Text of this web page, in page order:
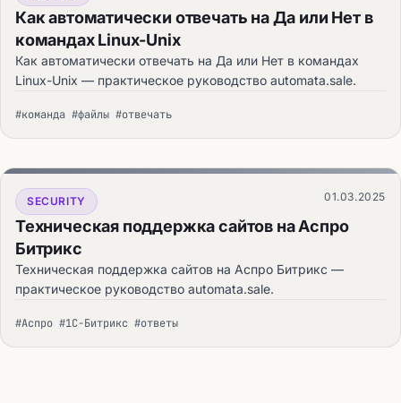
Как автоматически отвечать на Да или Нет в
командах Linux-Unix
Как автоматически отвечать на Да или Нет в командах
Linux-Unix — практическое руководство automata.sale.
#команда #файлы #отвечать
SECURITY 01.03.2025
Техническая поддержка сайтов на Аспро
Битрикс
Техническая поддержка сайтов на Аспро Битрикс —
практическое руководство automata.sale.
#Аспро #1С-Битрикс #ответы